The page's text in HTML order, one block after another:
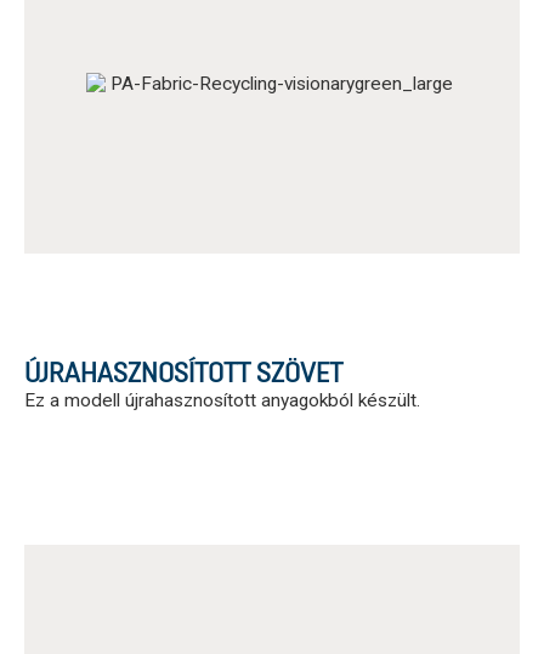
ÚJRAHASZNOSÍTOTT SZÖVET
Ez a modell újrahasznosított anyagokból készült.